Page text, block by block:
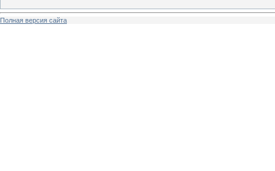
Полная версия сайта